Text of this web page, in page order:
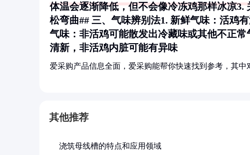
体温会逐渐降低，但不会像冷冻鸡那样冰凉3.
松弯曲## 三、气味辨别法1. 新鲜气味 ：活鸡
气味 ：非活鸡可能散发出冷藏味或其他不正常
清新，非活鸡内脏可能有异味
爱采购产品信息全面，爱采购能帮你快速找到参考，其
其他推荐
浇筑母线槽的特点和应用领域